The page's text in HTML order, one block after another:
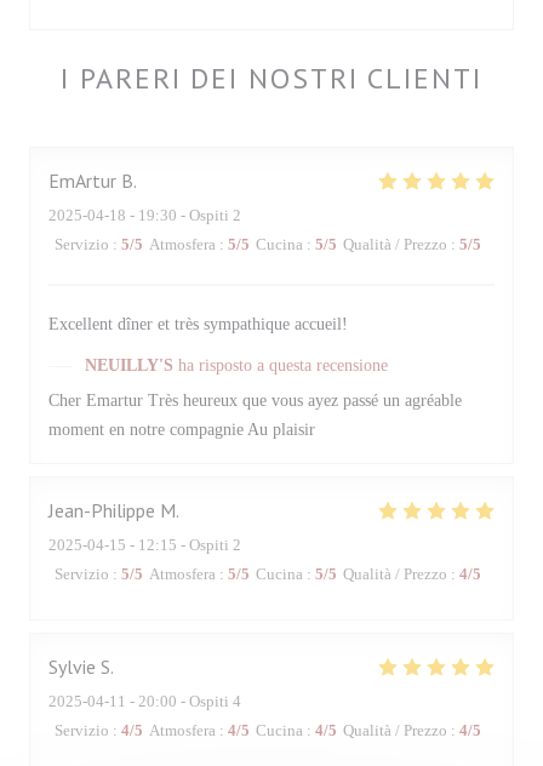
I PARERI DEI NOSTRI CLIENTI
EmArtur B
2025-04-18 - 19:30 - Ospiti 2
Servizio : 5/5 Atmosfera : 5/5 Cucina : 5/5 Qualità / Prezzo : 5/5
Excellent dîner et très sympathique accueil!
NEUILLY'S ha risposto a questa recensione
Cher Emartur Très heureux que vous ayez passé un agréable
moment en notre compagnie Au plaisir
Jean-Philippe M
2025-04-15 - 12:15 - Ospiti 2
Servizio : 5/5 Atmosfera : 5/5 Cucina : 5/5 Qualità / Prezzo : 4/5
Sylvie S
2025-04-11 - 20:00 - Ospiti 4
Servizio : 4/5 Atmosfera : 4/5 Cucina : 4/5 Qualità / Prezzo : 4/5